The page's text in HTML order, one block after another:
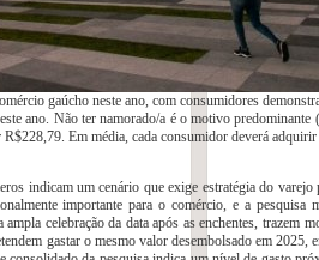
gaúcho neste ano, com consumidores
ano. Não ter namorado/a é o motivo
Em média, cada consumidor deverá
indicam um cenário que exige estratégia do varejo
importante para o comércio, e a pesquisa
celebração da data após as enchentes, trazem
gastar o mesmo valor desembolsado em